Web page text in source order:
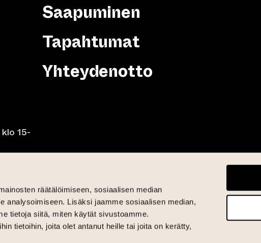
räätälöimiseen, sosiaalisen median
analysoimiseen. Lisäksi jaamme sosiaalisen median,
tietoja siitä, miten käytät sivustoamme.
tietoihin, joita olet antanut heille tai joita on kerätty,
15-
10-
klo
Saapuminen
Tapahtumat
Yhteydenotto